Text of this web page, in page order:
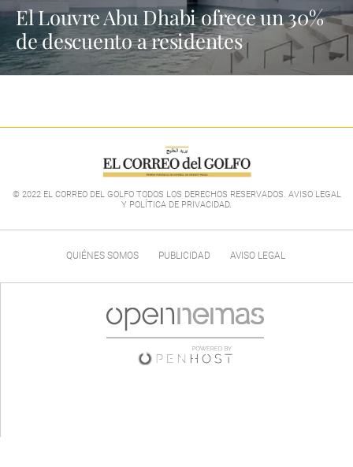
El Louvre Abu Dhabi ofrece un 30%
de descuento a residentes
© 2022 EL CORREO DEL GOLFO TODOS LOS DERECHOS RESERVADOS. AVISO LEGAL
Y POLÍTICA DE PRIVACIDAD.
QUIÉNES SOMOS PUBLICIDAD AVISO LEGAL